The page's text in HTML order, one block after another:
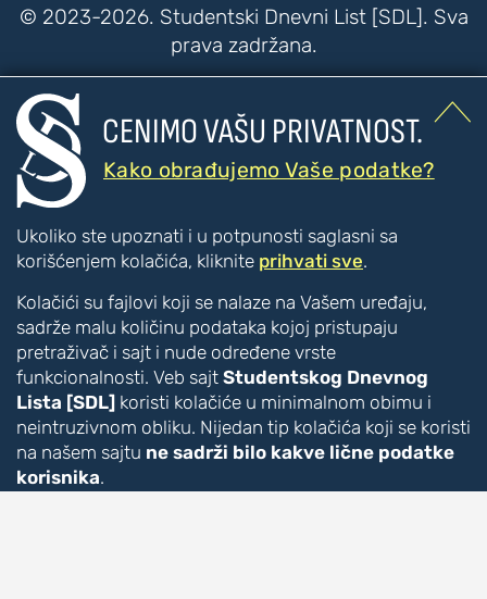
© 2023-2026. Studentski Dnevni List [SDL]. Sva
prava zadržana.

CENIMO VAŠU PRIVATNOST.
Kako obrađujemo Vaše podatke?
Ukoliko ste upoznati i u potpunosti saglasni sa
korišćenjem kolačića, kliknite prihvati sve.
Kolačići su fajlovi koji se nalaze na Vašem uređaju,
sadrže malu količinu podataka kojoj pristupaju
pretraživač i sajt i nude određene vrste
funkcionalnosti. Veb sajt Studentskog Dnevnog
Lista [SDL] koristi kolačiće u minimalnom obimu i
neintruzivnom obliku. Nijedan tip kolačića koji se koristi
na našem sajtu ne sadrži bilo kakve lične podatke
korisnika.

???PRISTUPAČNOST???
Poboljšanje čitljivosti
Veći tekst
Veći razmak između slova
Manji razmak između slova
Disleksija [CTRL + ALT + D]
Boje i kontrast
Inverzne boje
Monohromatski prikaz
Vizuelna pomagala